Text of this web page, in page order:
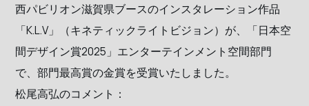
西パビリオン滋賀県ブースのインスタレーション作品
「K.L.V」（キネティックライトビジョン）が、「日本空
間デザイン賞2025」エンターテインメント空間部門
で、部門最高賞の金賞を受賞いたしました。
松尾高弘のコメント：